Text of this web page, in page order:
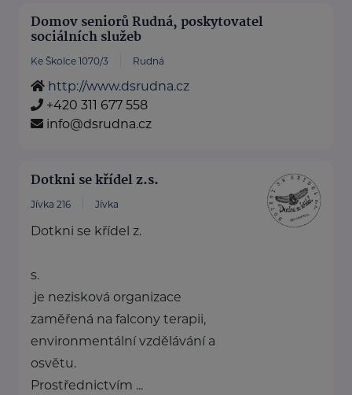
Domov seniorů Rudná, poskytovatel
sociálních služeb
Ke Školce 1070/3 Rudná
http://www.dsrudna.cz
+420 311 677 558
info@dsrudna.cz
Dotkni se křídel z.s.
Jívka 216 Jívka
Dotkni se křídel z.
s.
je nezisková organizace
zaměřená na falcony terapii,
environmentální vzdělávání a
osvětu.
Prostřednictvím ...